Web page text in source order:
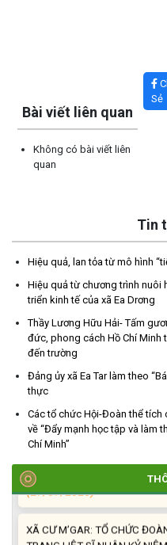
Sẻ
Bài viết liên quan
Không có bài viết liên
quan
Tin
Hiệu quả, lan tỏa từ mô hình
Hiệu quả từ chương trình nuôi
triển kinh tế của xã Ea Drơng
Thầy Lương Hữu Hải- Tấm
đức, phong cách Hồ Chí Minh
đến trường
Đảng ủy xã Ea Tar làm theo
thực
Các tổ chức Hội-Đoàn thể tích
về “Đẩy mạnh học tập và làm
Chí Minh”
TRIỂN KHAI, GIAO NHIỆM
DANH TÍNH HÀI CỐT LIỆT SĨ
(27/07/2026)
HỘI LIÊN HIỆP PHỤ NỮ XÃ
CHÍNH SÁCH NHÂN NGÀY
(27/07/2026)
HỘI NGƯỜI CAO TUỔI XÃ CƯ
THÁNG ĐẦU NĂM VÀ KIỆN
NHẬP
(27/07/2026)
XÃ CƯ M’GAR: TỔ CHỨC
TRANG LIỆT SĨ NHÂN KỶ